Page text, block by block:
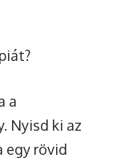
a
Nyisd ki az
egy rövid